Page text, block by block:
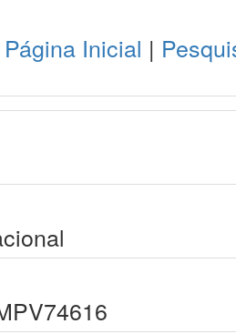
Página Inicial |